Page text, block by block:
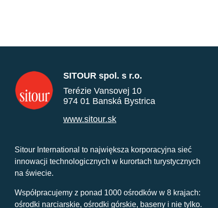
SITOUR spol. s r.o.
Terézie Vansovej 10
974 01 Banská Bystrica
www.sitour.sk
Sitour International to największa korporacyjna sieć
innowacji technologicznych w kurortach turystycznych
na świecie.
Współpracujemy z ponad 1000 ośrodków w 8 krajach:
ośrodki narciarskie, ośrodki górskie, baseny i nie tylko.